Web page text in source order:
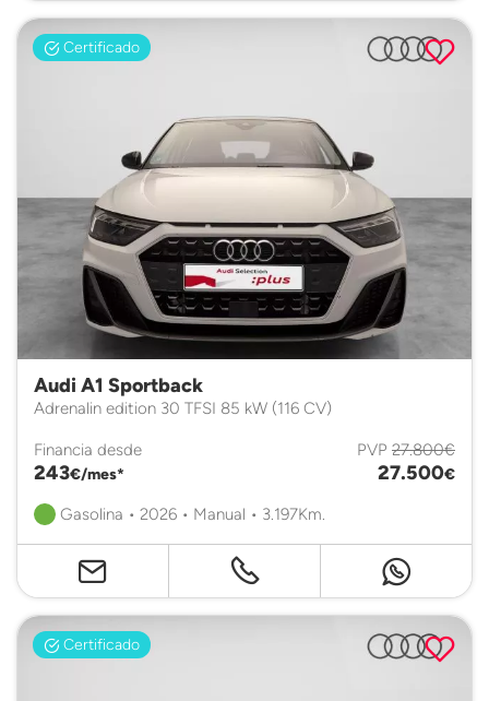
Certificado
Audi A1 Sportback
Adrenalin edition 30 TFSI 85 kW (116 CV)
Financia desde
243€/mes*
PVP 27.800€
27.500€
Gasolina • 2026 • Manual • 3.197Km.
Certificado